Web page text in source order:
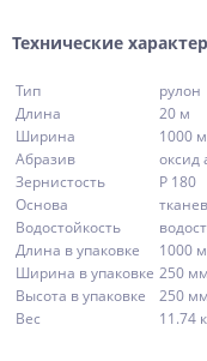
Технические
Тип
рулон
Длина
20 м
Ширина
1000
Абразив
Зернистость
P 180
Основа
Водостойкость
Длина в упаковке
1000
Ширина в упаковке 250 мм
Высота в упаковке
250 мм
Вес
11.74